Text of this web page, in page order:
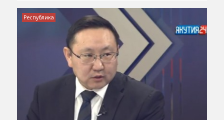
Республика